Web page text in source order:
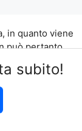
subito!
in quanto viene
può pertanto
90010 Lascari